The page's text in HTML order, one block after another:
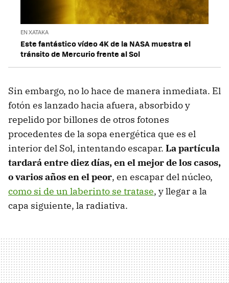
EN XATAKA
Este fantástico vídeo 4K de la NASA muestra el
tránsito de Mercurio frente al Sol
Sin embargo, no lo hace de manera inmediata. El
fotón es lanzado hacia afuera, absorbido y
repelido por billones de otros fotones
procedentes de la sopa energética que es el
interior del Sol, intentando escapar. La partícula
tardará entre diez días, en el mejor de los casos,
o varios años en el peor, en escapar del núcleo,
como si de un laberinto se tratase, y llegar a la
capa siguiente, la radiativa.